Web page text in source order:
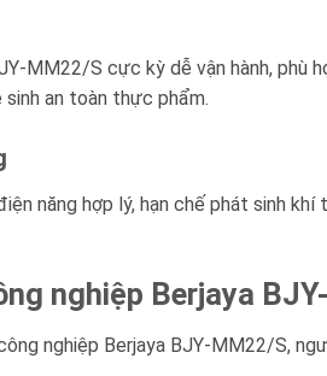
MM22/S cực kỳ dễ vận hành, phù
sinh an toàn thực phẩm.
năng hợp lý, hạn chế phát sinh
nghiệp Berjaya
nghiệp Berjaya BJY-MM22/S,